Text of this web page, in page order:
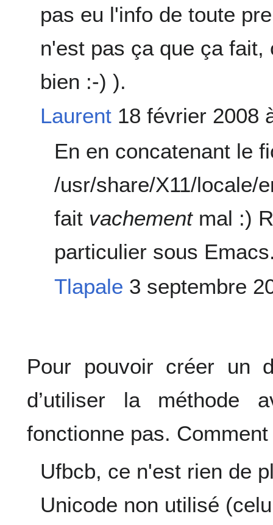
pas eu l'info de toute
n'est pas ça que ça
bien :-) ).
Laurent 18 février 2008
En en concatenant le
/usr/share/X11/locale/
fait vachementmal :)
particulier sous
Tlapale 3 septembre
Pour pouvoir créer un
d’utiliser la méthode
fonctionne pas.
Ufbcb, ce n'est rien de
Unicode non utilisé